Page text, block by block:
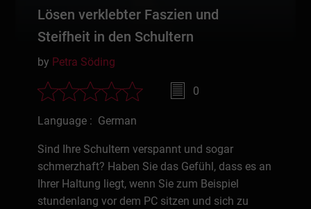
Lösen verklebter Faszien und
Steifheit in den Schultern
by Petra Söding
0
Language : German
Sind Ihre Schultern verspannt und sogar
schmerzhaft? Haben Sie das Gefühl, dass es an
Ihrer Haltung liegt, wenn Sie zum Beispiel
stundenlang vor dem PC sitzen und sich zu